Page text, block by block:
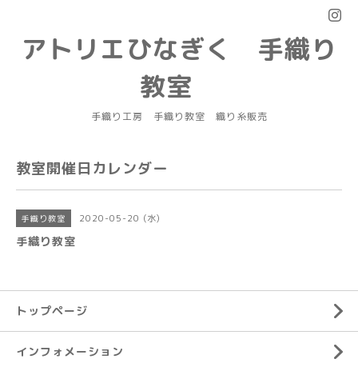
アトリエひなぎく 手織り
教室
手織り工房 手織り教室 織り糸販売
教室開催日カレンダー
手織り教室 2020-05-20 (水)
手織り教室
トップページ
インフォメーション